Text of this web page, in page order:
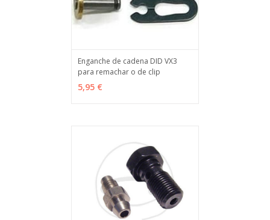
VER OPCIONES
Enganche de cadena DID VX3
para remachar o de clip
5,95 €